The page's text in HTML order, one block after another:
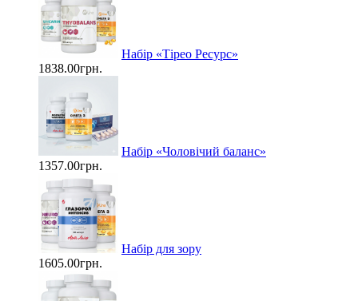
Набір «Тірео Ресурс»
1838.00грн.
Набір «Чоловічий баланс»
1357.00грн.
Набір для зору
1605.00грн.